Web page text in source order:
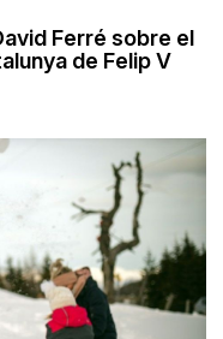
Ferré sobre el
de Felip V